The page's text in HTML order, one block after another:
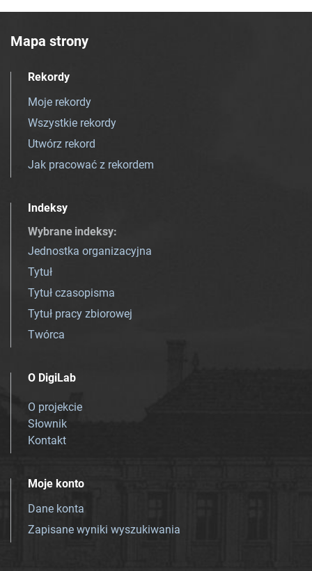
Mapa strony
Rekordy
Moje rekordy
Wszystkie rekordy
Utwórz rekord
Jak pracować z rekordem
Indeksy
Wybrane indeksy:
Jednostka organizacyjna
Tytuł
Tytuł czasopisma
Tytuł pracy zbiorowej
Twórca
O DigiLab
O projekcie
Słownik
Kontakt
Moje konto
Dane konta
Zapisane wyniki wyszukiwania